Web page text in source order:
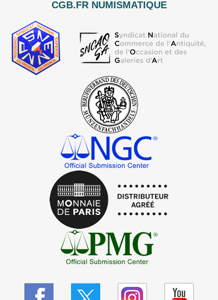
CGB.FR NUMISMATIQUE